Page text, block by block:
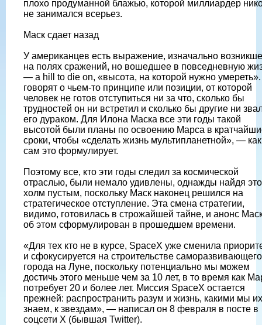
плохо продуманной блажью, которой миллиардер
не занимался всерьез.
Маск сдает назад
У американцев есть выражение, изначально
на полях сражений, но вошедшее в повседневную
— a hill to die on, «высота, на которой нужно умереть».
говорят о чьем-то принципе или позиции, от которой
человек не готов отступиться ни за что, сколько бы
трудностей он ни встретил и сколько бы другие ни
его дураком. Для Илона Маска все эти годы такой
высотой были планы по освоению Марса в
сроки, чтобы «сделать жизнь мультипланетной», —
сам это формулирует.
Поэтому все, кто эти годы следил за космической
отраслью, были немало удивлены, однажды найдя
холм пустым, поскольку Маск наконец решился на
стратегическое отступление. Эта смена стратегии,
видимо, готовилась в строжайшей тайне, и анонс
об этом сформулирован в прошедшем времени.
«Для тех кто не в курсе, SpaceX уже сменила
и сфокусируется на строительстве
города на Луне, поскольку потенциально мы можем
достичь этого меньше чем за 10 лет, в то время как
потребует 20 и более лет. Миссия SpaceX остается
прежней: распространить разум и жизнь, какими мы их
знаем, к звездам», — написал он 8 февраля в посте в
соцсети X (бывшая Twitter).